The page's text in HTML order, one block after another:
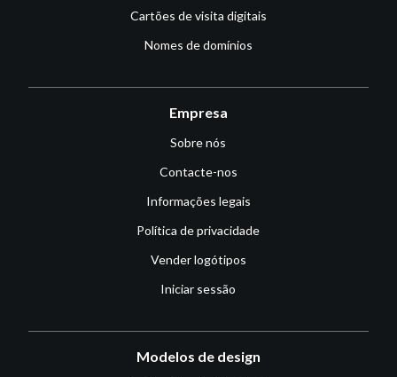
Cartões de visita digitais
Nomes de domínios
Empresa
Sobre nós
Contacte-nos
Informações legais
Política de privacidade
Vender logótipos
Iniciar sessão
Modelos de design